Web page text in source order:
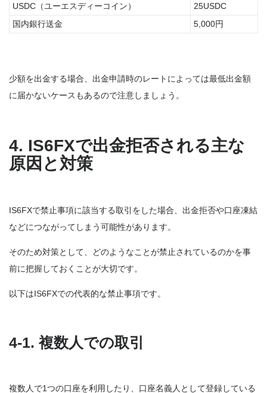
USDC（ユーエスディーコイン）
25USDC
国内銀行送金
5,000円
少額を出金する場合、出金申請時のレートによっては最低出金額
に届かないケースもあるので注意しましょう。
4. IS6FXで出金拒否される主な
原因と対策
IS6FXで禁止事項に該当する取引をした場合、出金拒否や口座凍結
などにつながってしまう可能性があります。
そのため対策として、どのようなことが禁止されているのかを事
前に把握しておくことが大切です。
以下はIS6FXでの代表的な禁止事項です。
4-1. 複数人での取引
複数人で1つの口座を利用したり、口座名義人として登録している